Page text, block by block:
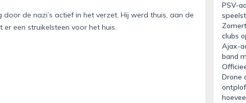
de nazi’s actief in het verzet. Hij werd thuis, aan de
een struikelsteen voor het huis.
PSV-
clubs
Ajax-
band
Drone